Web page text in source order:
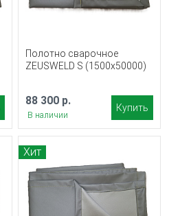
Полотно сварочное
ZEUSWELD S (1500x50000)
88 300 р.
В наличии
Купить
Хит